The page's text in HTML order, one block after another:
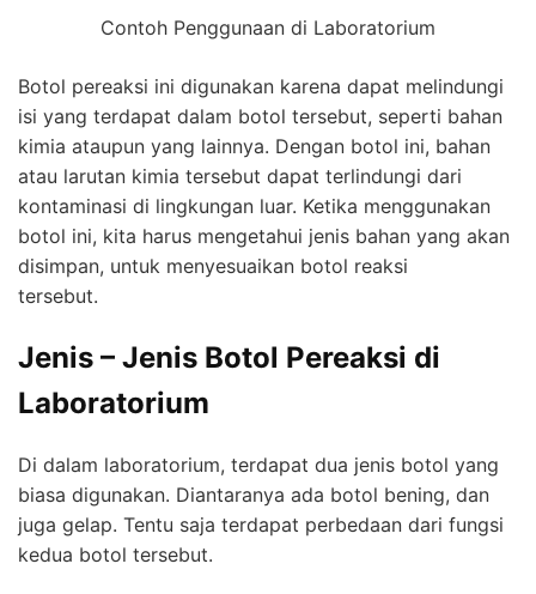
Contoh Penggunaan di Laboratorium
Botol pereaksi ini digunakan karena dapat melindungi
isi yang terdapat dalam botol tersebut, seperti bahan
kimia ataupun yang lainnya. Dengan botol ini, bahan
atau larutan kimia tersebut dapat terlindungi dari
kontaminasi di lingkungan luar. Ketika menggunakan
botol ini, kita harus mengetahui jenis bahan yang akan
disimpan, untuk menyesuaikan botol reaksi
tersebut.
Jenis – Jenis Botol Pereaksi di
Laboratorium
Di dalam laboratorium, terdapat dua jenis botol yang
biasa digunakan. Diantaranya ada botol bening, dan
juga gelap. Tentu saja terdapat perbedaan dari fungsi
kedua botol tersebut.